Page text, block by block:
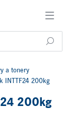
a tonery
INTTF24 200kg
200kg